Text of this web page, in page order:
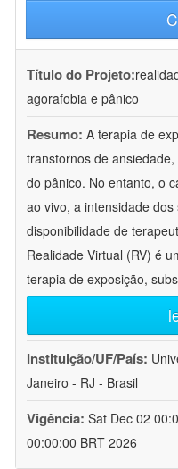
Título do Projeto:
agorafobia e pânico
Resumo: A terapia de
transtornos de
do pânico. No entanto, o
ao vivo, a intensidade
disponibilidade de
Realidade Virtual (RV) é
terapia de exposição,
Instituição/UF/País:
Janeiro - RJ - Brasil
Vigência: Sat Dec 02
00:00:00 BRT 2026